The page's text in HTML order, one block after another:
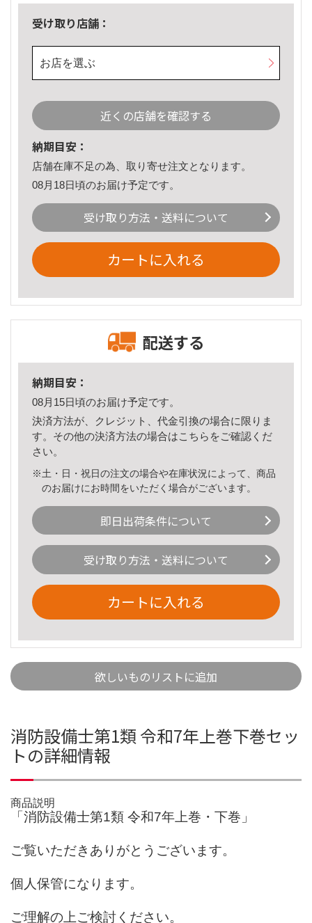
受け取り店舗：
お店を選ぶ
近くの店舗を確認する
納期目安：
店舗在庫不足の為、取り寄せ注文となります。
08月18日頃のお届け予定です。
受け取り方法・送料について
カートに入れる
配送する
納期目安：
08月15日頃のお届け予定です。
決済方法が、クレジット、代金引換の場合に限りま
す。その他の決済方法の場合はこちら をご確認くだ
さい。
※土・日・祝日の注文の場合や在庫状況によって、商品
のお届けにお時間をいただく場合がございます。
即日出荷条件について
受け取り方法・送料について
カートに入れる
欲しいものリストに追加
消防設備士第1類 令和7年上巻下巻セッ
トの詳細情報
商品説明
「消防設備士第1類 令和7年上巻・下巻」
ご覧いただきありがとうございます。
個人保管になります。
ご理解の上ご検討ください。